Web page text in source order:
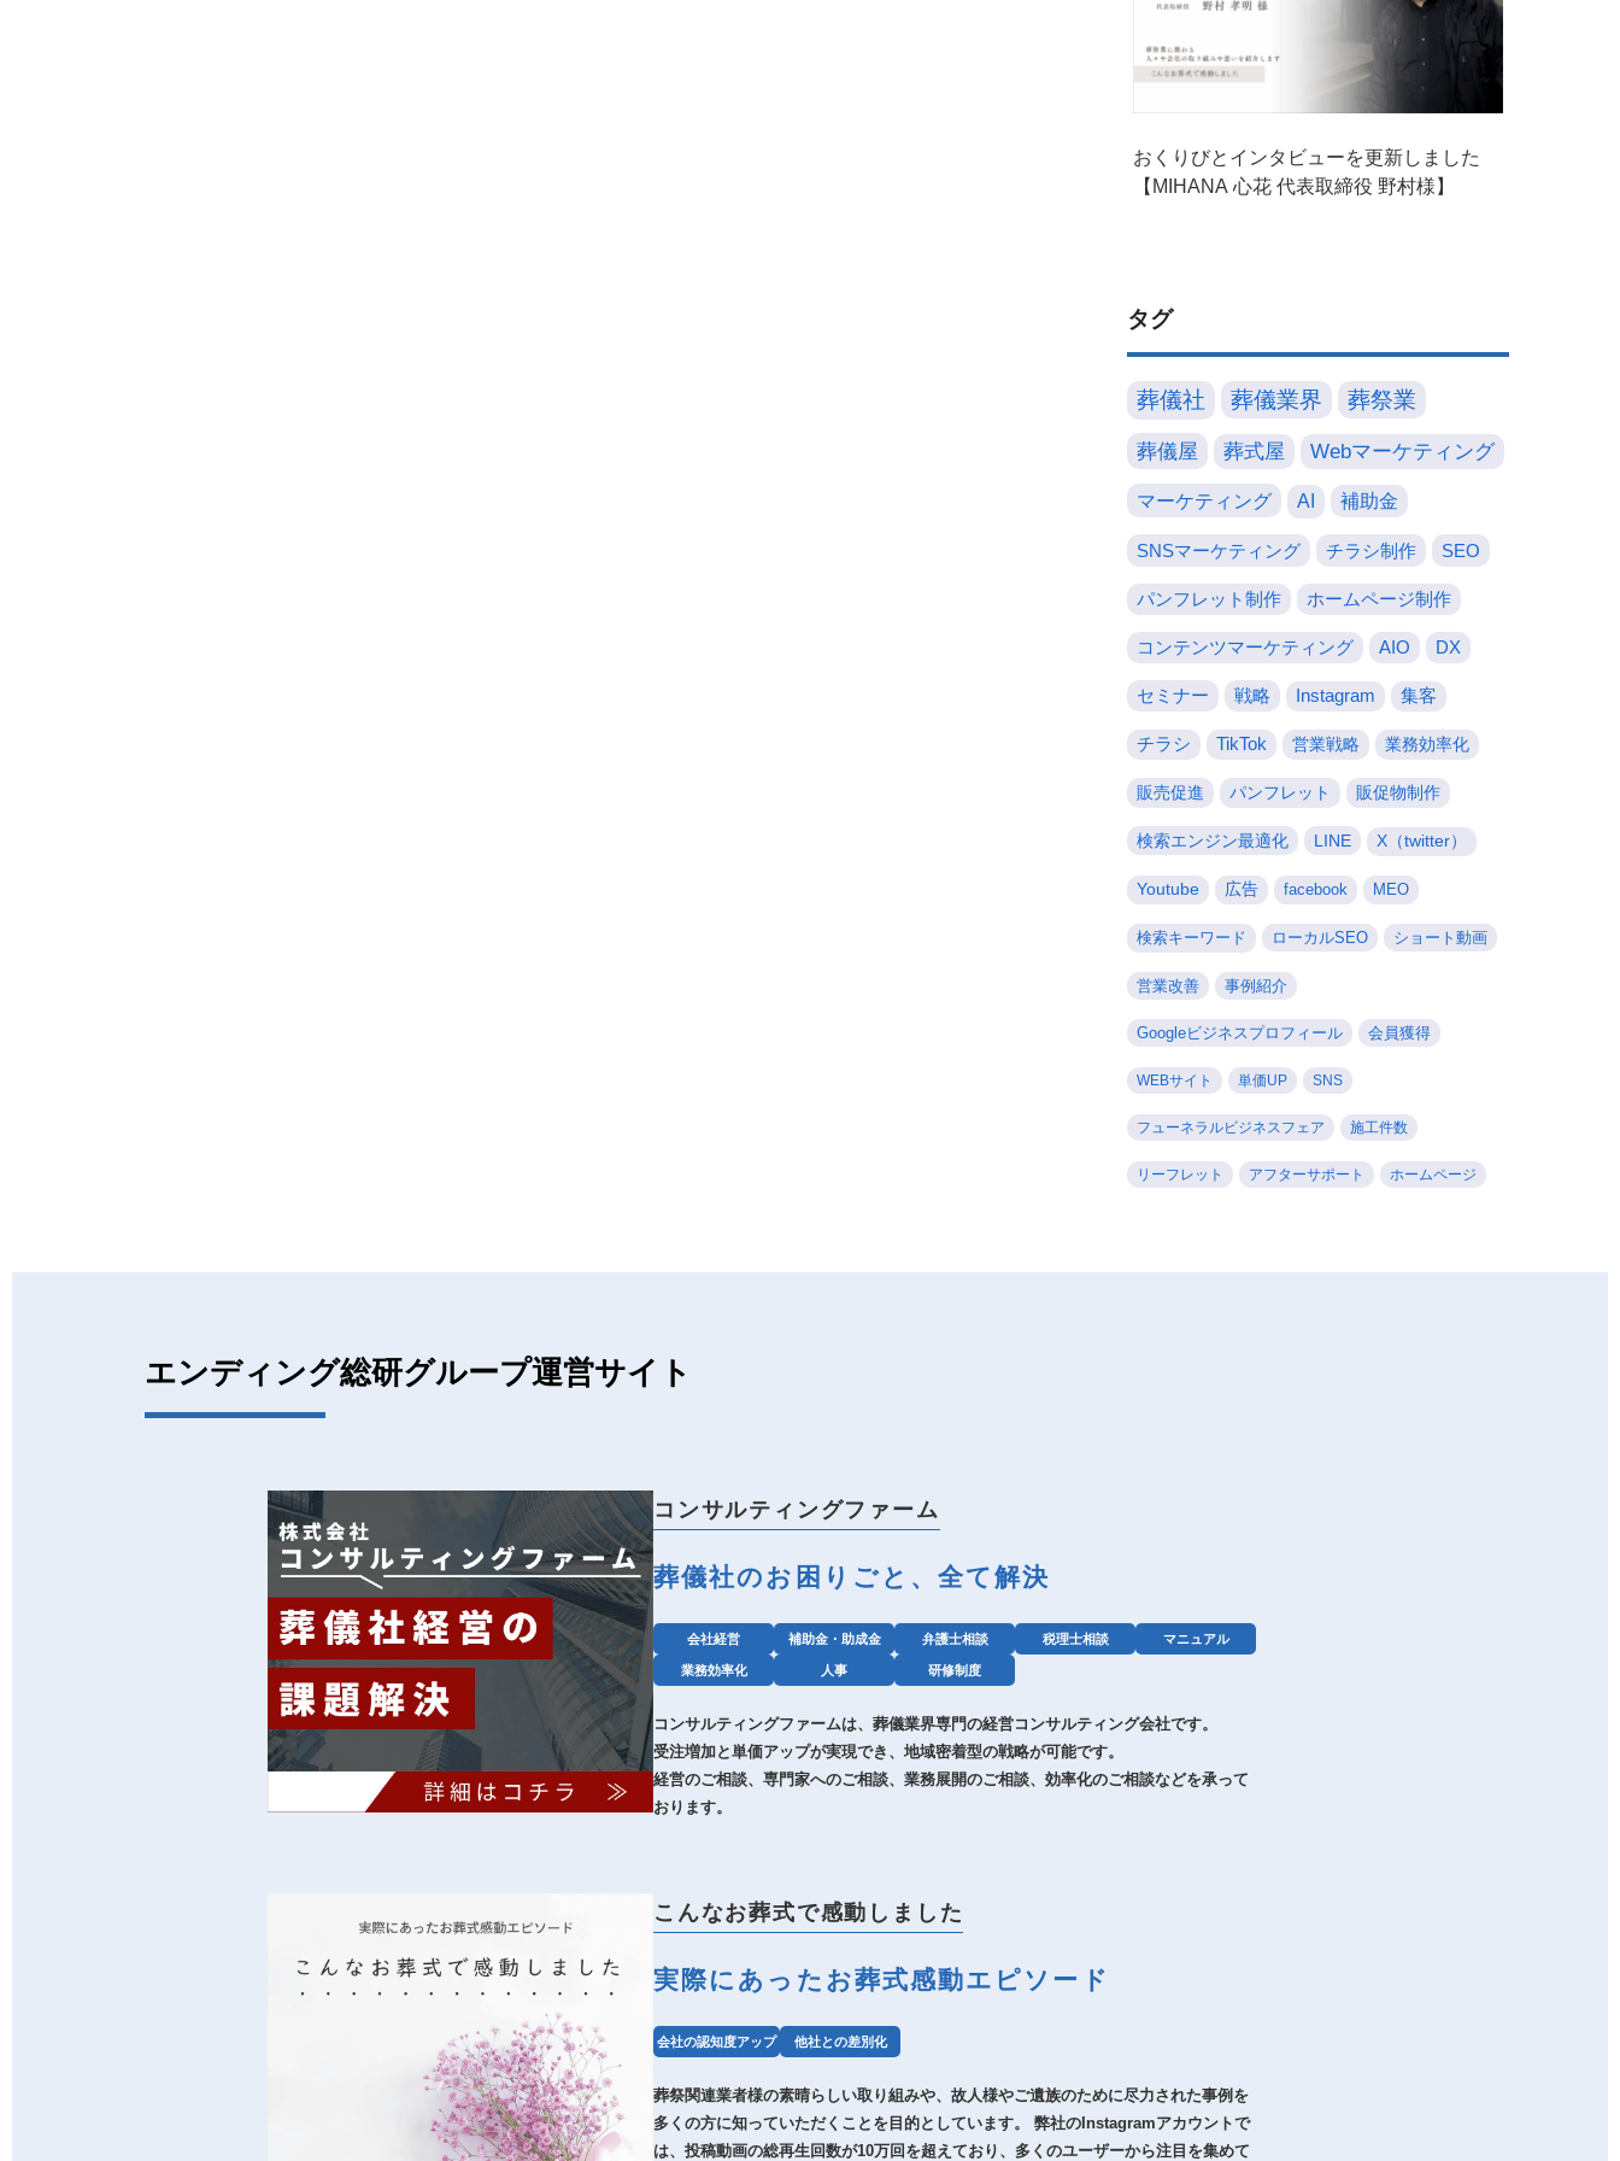
おくりびとインタビューを更新しました
【MIHANA 心花 代表取締役 野村様】
タグ
葬儀社 葬儀業界 葬祭業
葬儀屋 葬式屋 Webマーケティング
マーケティング AI 補助金
SNSマーケティング チラシ制作 SEO
パンフレット制作 ホームページ制作
コンテンツマーケティング AIO DX
セミナー 戦略 Instagram 集客
チラシ TikTok 営業戦略 業務効率化
販売促進 パンフレット 販促物制作
検索エンジン最適化 LINE X（twitter）
Youtube 広告 facebook MEO
検索キーワード ローカルSEO ショート動画
営業改善 事例紹介
Googleビジネスプロフィール 会員獲得
WEBサイト 単価UP SNS
フューネラルビジネスフェア 施工件数
リーフレット アフターサポート ホームページ
エンディング総研グループ運営サイト
コンサルティングファーム
葬儀社のお困りごと、全て解決
会社経営 補助金・助成金 弁護士相談 税理士相談 マニュアル
業務効率化 人事 研修制度
コンサルティングファームは、葬儀業界専門の経営コンサルティング会社です。
受注増加と単価アップが実現でき、地域密着型の戦略が可能です。
経営のご相談、専門家へのご相談、業務展開のご相談、効率化のご相談などを承って
おります。
こんなお葬式で感動しました
実際にあったお葬式感動エピソード
会社の認知度アップ 他社との差別化
葬祭関連業者様の素晴らしい取り組みや、故人様やご遺族のために尽力された事例を
多くの方に知っていただくことを目的としています。 弊社のInstagramアカウントで
は、投稿動画の総再生回数が10万回を超えており、多くのユーザーから注目を集めて